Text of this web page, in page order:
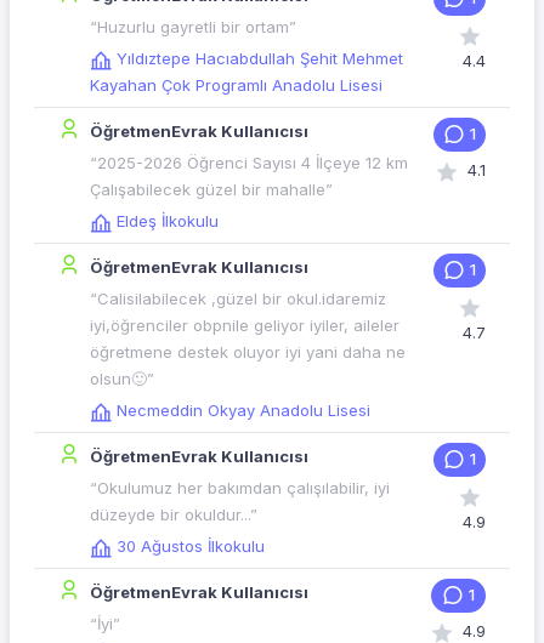
“Huzurlu gayretli bir ortam”
Yıldıztepe Hacıabdullah Şehit Mehmet
Kayahan Çok Programlı Anadolu Lisesi
4.4
ÖğretmenEvrak Kullanıcısı
“2025-2026 Öğrenci Sayısı 4 İlçeye 12 km
Çalışabilecek güzel bir mahalle”
Eldeş İlkokulu
1
4.1
ÖğretmenEvrak Kullanıcısı
“Calisilabilecek ,güzel bir okul.idaremiz
iyi,öğrenciler obpnile geliyor iyiler, aileler
öğretmene destek oluyor iyi yani daha ne
olsun🙂”
Necmeddin Okyay Anadolu Lisesi
1
4.7
ÖğretmenEvrak Kullanıcısı
“Okulumuz her bakımdan çalışılabilir, iyi
düzeyde bir okuldur...”
30 Ağustos İlkokulu
1
4.9
ÖğretmenEvrak Kullanıcısı
“İyi”
1
4.9